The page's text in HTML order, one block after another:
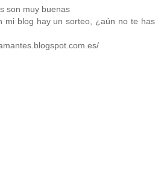
son muy buenas
mi blog hay un sorteo, ¿aún no te has